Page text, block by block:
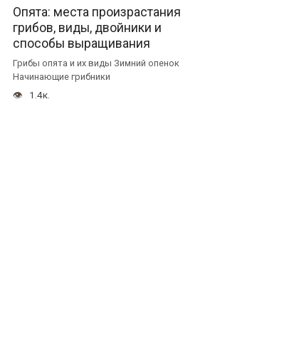
Опята: места произрастания
грибов, виды, двойники и
способы выращивания
Грибы опята и их виды Зимний опенок
Начинающие грибники
1.4к.